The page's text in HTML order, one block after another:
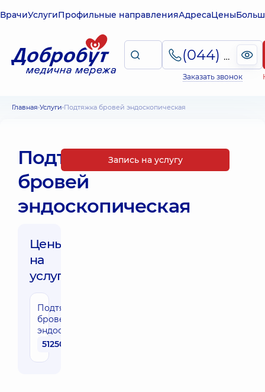
ВрачиУслугиПрофильные направленияАдресаЦены
(044) 495-2-888
Заказать звонок
Главная Услуги Подтяжка бровей эндоскопическая
Подтяжка
бровей
эндоскопическая
Цены
на
услуги:
Подтяжка
бровей
эндоскопическая
51250 грн
Запись на услугу